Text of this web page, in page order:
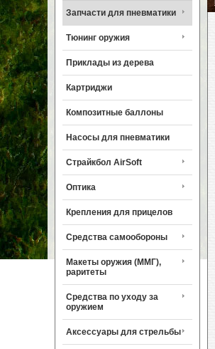
Запчасти для пневматики
Тюнинг оружия
Приклады из дерева
Картриджи
Композитные баллоны
Насосы для пневматики
Страйкбол AirSoft
Оптика
Крепления для прицелов
Средства самообороны
Макеты оружия (ММГ),
раритеты
Средства по уходу за
оружием
Аксессуары для стрельбы